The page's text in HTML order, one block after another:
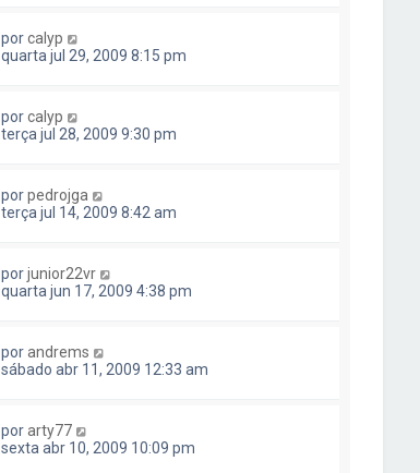
porcalyp
quarta jul 29, 2009 8:15 pm
porcalyp
terça jul 28, 2009 9:30 pm
porpedrojga
terça jul 14, 2009 8:42 am
porjunior22vr
quarta jun 17, 2009 4:38 pm
porandrems
sábado abr 11, 2009 12:33 am
porarty77
sexta abr 10, 2009 10:09 pm